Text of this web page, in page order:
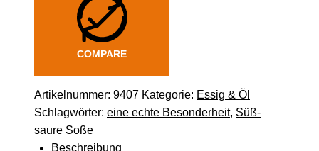
COMPARE
Artikelnummer: 9407 Kategorie: Essig & Öl
Schlagwörter: eine echte Besonderheit, Süß-
saure Soße
Beschreibung